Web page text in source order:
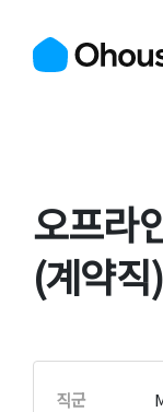
오프라
(계약직)
직군